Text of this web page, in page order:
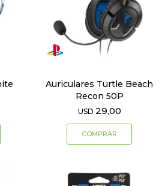
Auriculares Turtle Beach
Recon 50P
USD 29,00